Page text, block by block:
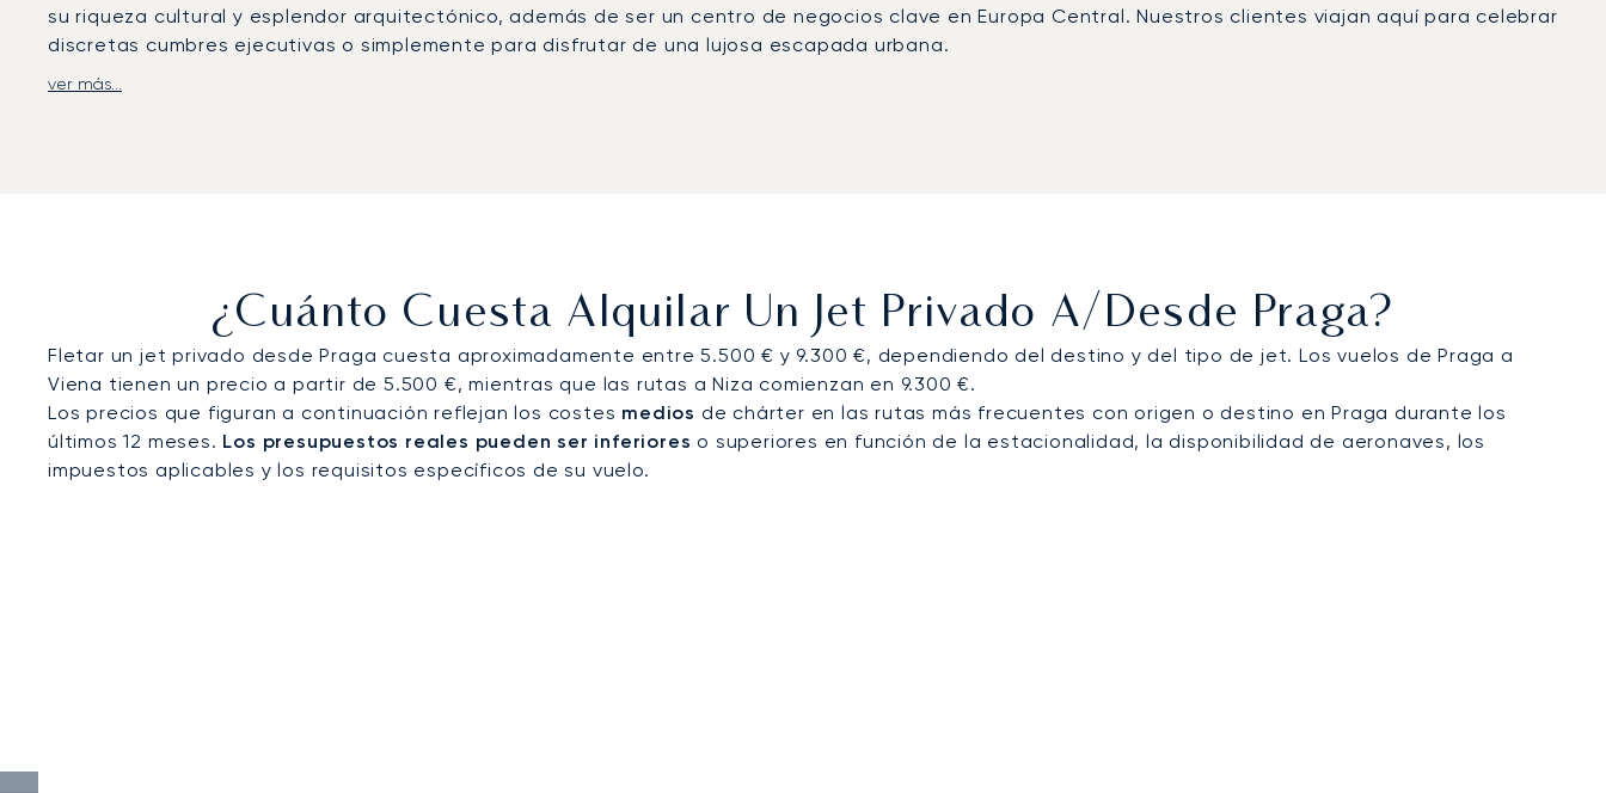
su riqueza cultural y esplendor arquitectónico, además de ser un centro de negocios clave en Europa Central. Nuestros clientes viajan aquí para celebrar
discretas cumbres ejecutivas o simplemente para disfrutar de una lujosa escapada urbana.
Su vuelo se organiza completamente en función de su agenda personal, ofreciéndole una flexibilidad total. A bordo, disfrutará de privacidad absoluta,
ver más...
¿Cuánto Cuesta Alquilar Un Jet Privado A/desde Praga?
Fletar un jet privado desde Praga cuesta aproximadamente entre 5.500 € y 9.300 €, dependiendo del destino y del tipo de jet. Los vuelos de Praga a
Viena tienen un precio a partir de 5.500 €, mientras que las rutas a Niza comienzan en 9.300 €.
Los precios que figuran a continuación reflejan los costes medios de chárter en las rutas más frecuentes con origen o destino en Praga durante los
últimos 12 meses. Los presupuestos reales pueden ser inferiores o superiores en función de la estacionalidad, la disponibilidad de aeronaves, los
impuestos aplicables y los requisitos específicos de su vuelo.